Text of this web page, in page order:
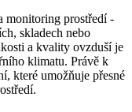
monitoring prostředí -
skladech nebo
a kvality ovzduší je
klimatu. Právě k
které umožňuje přesné